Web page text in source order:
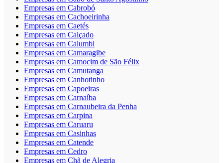
Empresas em Cabrobó
Empresas em Cachoeirinha
Empresas em Caetés
Empresas em Calçado
Empresas em Calumbi
Empresas em Camaragibe
Empresas em Camocim de São Félix
Empresas em Camutanga
Empresas em Canhotinho
Empresas em Capoeiras
Empresas em Carnaíba
Empresas em Carnaubeira da Penha
Empresas em Carpina
Empresas em Caruaru
Empresas em Casinhas
Empresas em Catende
Empresas em Cedro
Empresas em Chã de Alegria